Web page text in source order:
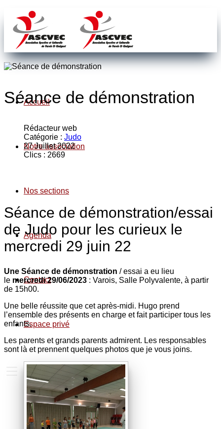
Accueil
Notre association
Nos sections
Agenda
Contact
Espace privé
Séance de démonstration
Rédacteur web
Catégorie : Judo
27 Juillet 2022
Clics : 2669
Séance de démonstration/essai
de Judo pour les curieux le
mercredi 29 juin 22
Une Séance de démonstration / essai a eu lieu
le mercredi 29/06/2023 : Varois, Salle Polyvalente, à partir
de 15h00.
Une belle réussite que cet après-midi. Hugo prend
l’ensemble des présents en charge et fait participer tous les
enfants.
Les parents et grands parents admirent. Les responsables
sont là et prennent quelques photos que je vous joins.